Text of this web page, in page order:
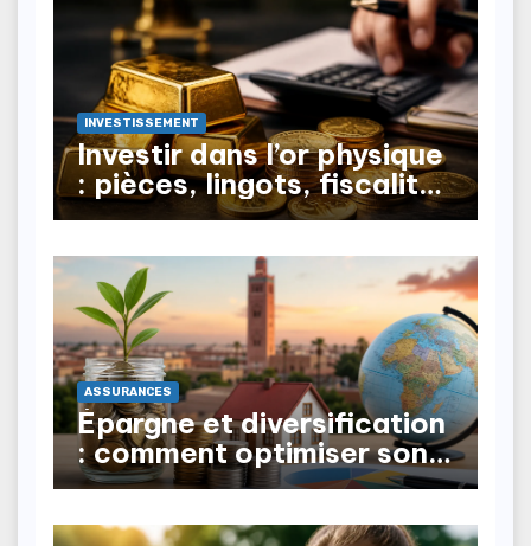
INVESTISSEMENT
Investir dans l’or physique
: pièces, lingots, fiscalité
à la revente
ASSURANCES
Épargne et diversification
: comment optimiser son
patrimoine au Maroc ?